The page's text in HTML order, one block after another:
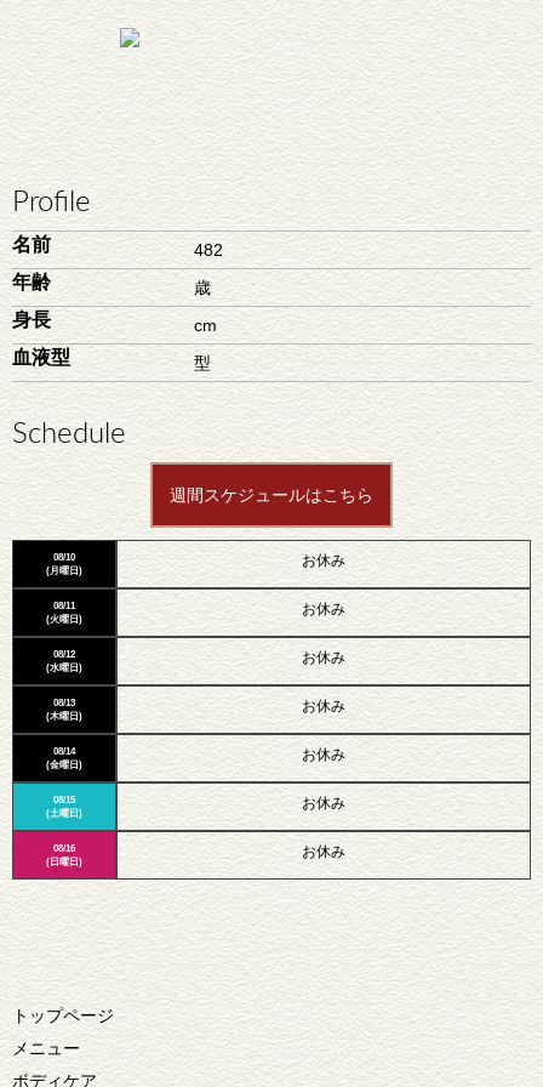
Profile
名前 482
年齢 歳
身長 cm
血液型 型
Schedule
週間スケジュールはこちら
08/10
(月曜日)
08/11
(火曜日)
08/12
(水曜日)
08/13
(木曜日)
08/14
(金曜日)
08/15
(土曜日)
08/16
(日曜日)
お休み
お休み
お休み
お休み
お休み
お休み
お休み
トップページ
メニュー
ボディケア